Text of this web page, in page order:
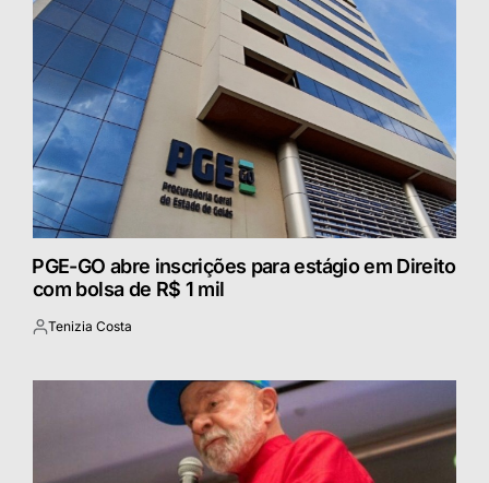
⁠PGE-GO abre inscrições para estágio em Direito
com bolsa de R$ 1 mil
Postado
Tenizia Costa